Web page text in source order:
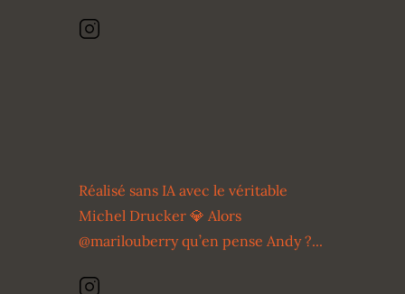
Réalisé sans IA avec le véritable
Michel Drucker 💎 Alors
@marilouberry qu’en pense Andy ?...